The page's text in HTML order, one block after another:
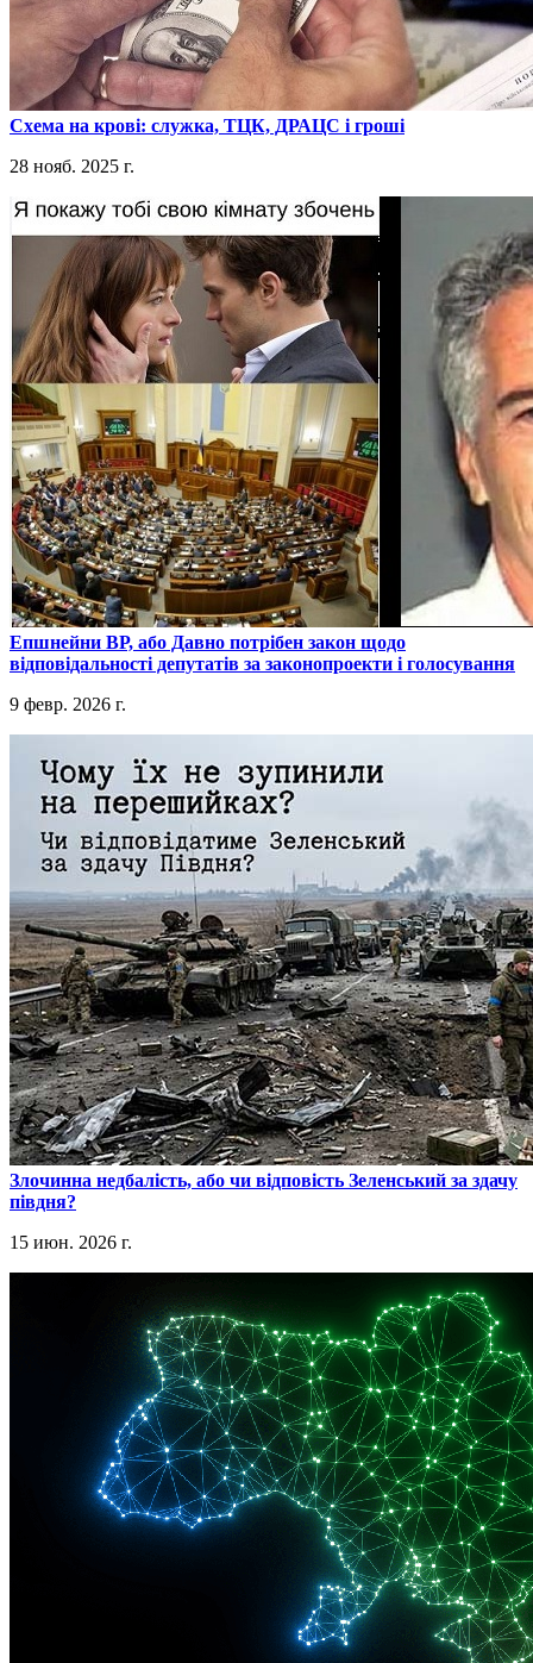
​Схема на крові: служка, ТЦК, ДРАЦС і гроші
28 нояб. 2025 г.
​Епшнейни ВР, або Давно потрібен закон щодо
відповідальності депутатів за законопроекти і голосування
9 февр. 2026 г.
​Злочинна недбалість, або чи відповість Зеленський за здачу
півдня?
15 июн. 2026 г.